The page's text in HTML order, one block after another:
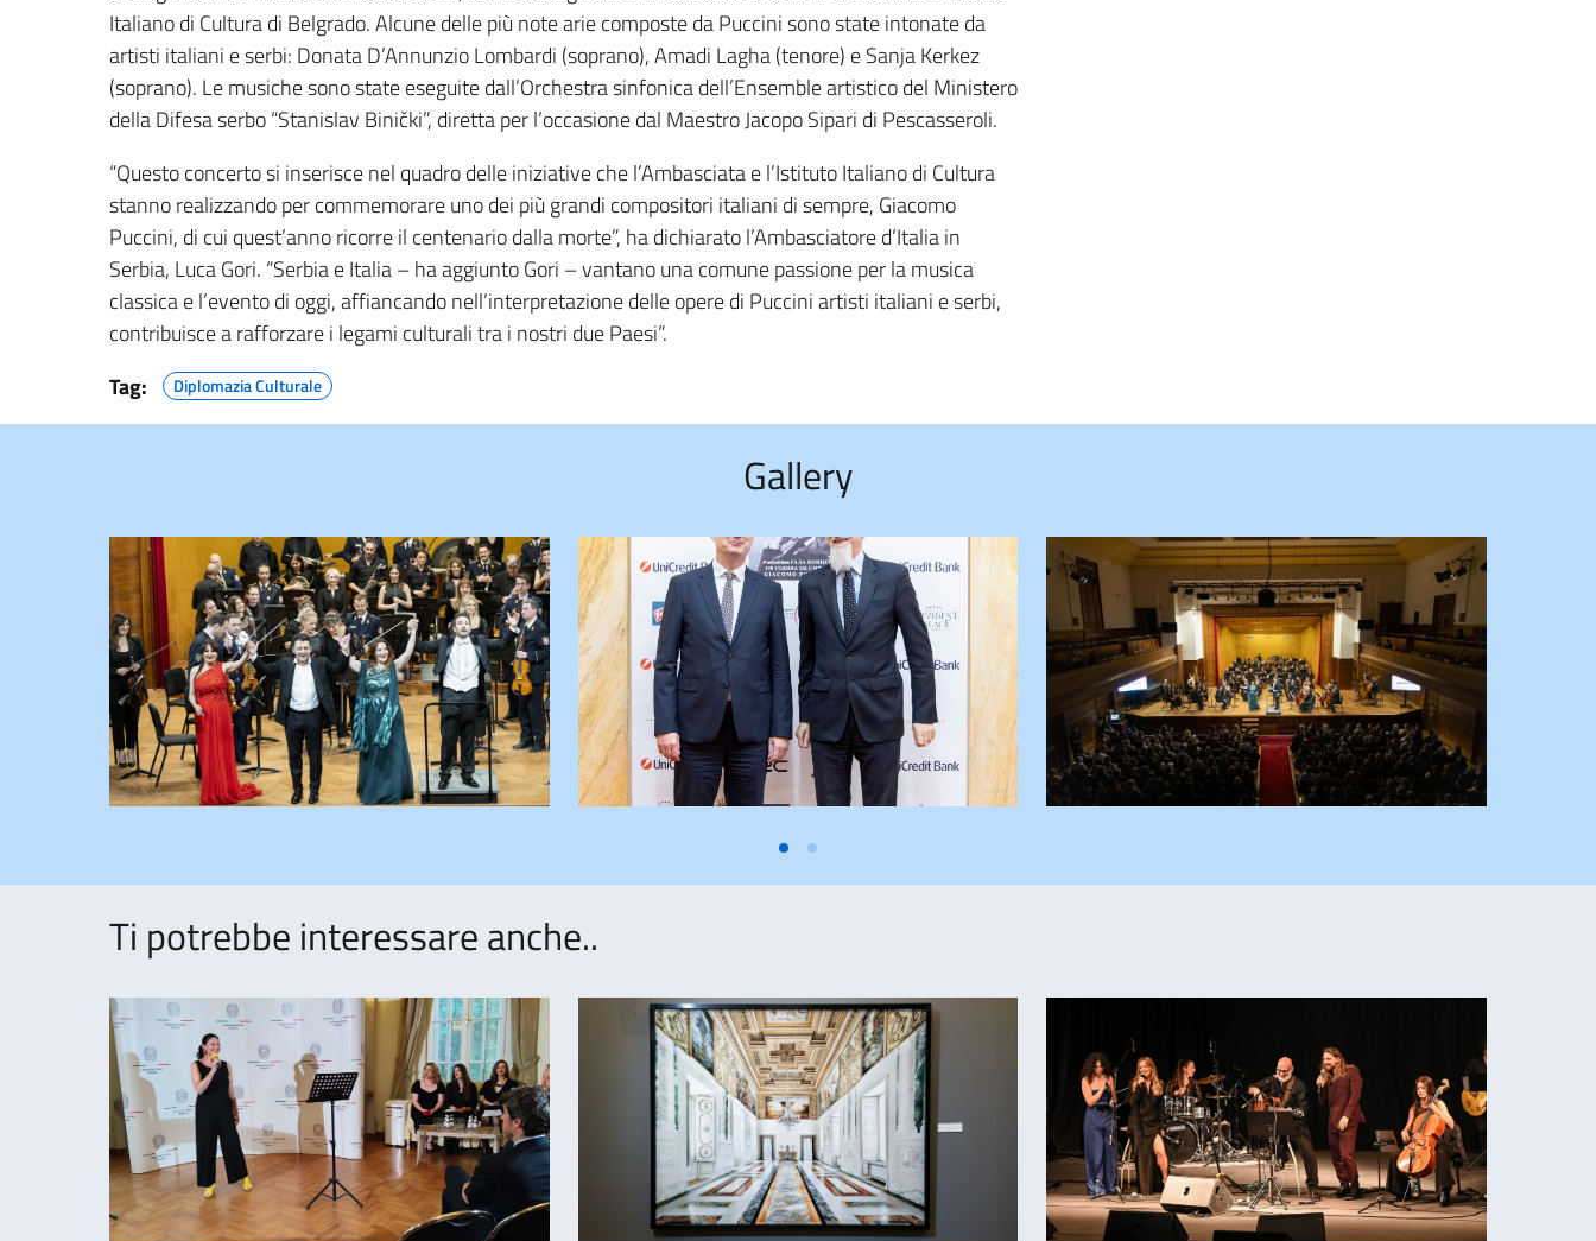
Italiano di Cultura di Belgrado. Alcune delle più note arie composte da Puccini sono state intonate da
artisti italiani e serbi: Donata D’Annunzio Lombardi (soprano), Amadi Lagha (tenore) e Sanja Kerkez
(soprano). Le musiche sono state eseguite dall’Orchestra sinfonica dell’Ensemble artistico del Ministero
della Difesa serbo “Stanislav Binički”, diretta per l’occasione dal Maestro Jacopo Sipari di Pescasseroli.
“Questo concerto si inserisce nel quadro delle iniziative che l’Ambasciata e l’Istituto Italiano di Cultura
stanno realizzando per commemorare uno dei più grandi compositori italiani di sempre, Giacomo
Puccini, di cui quest’anno ricorre il centenario dalla morte”, ha dichiarato l’Ambasciatore d’Italia in
Serbia, Luca Gori. “Serbia e Italia – ha aggiunto Gori – vantano una comune passione per la musica
classica e l’evento di oggi, affiancando nell’interpretazione delle opere di Puccini artisti italiani e serbi,
contribuisce a rafforzare i legami culturali tra i nostri due Paesi”.
Tag:
Diplomazia Culturale
Gallery
Ti potrebbe interessare anche..